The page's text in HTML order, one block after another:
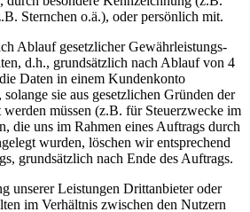
Sternchen o.ä.), oder persönlich mit.
Ablauf gesetzlicher Gewährleistungs-
d.h., grundsätzlich nach Ablauf von 4
Daten in einem Kundenkonto
sie aus gesetzlichen Gründen der
müssen (z.B. für Steuerzwecke im
die uns im Rahmen eines Auftrags durch
wurden, löschen wir entsprechend
grundsätzlich nach Ende des Auftrags.
unserer Leistungen Drittanbieter oder
im Verhältnis zwischen den Nutzern